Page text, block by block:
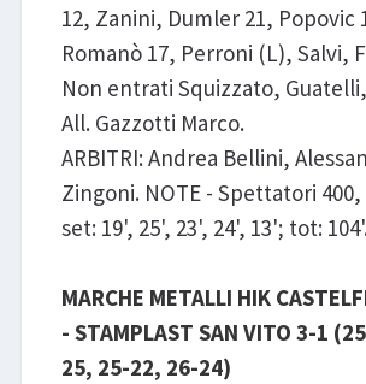
12, Zanini, Dumler 21, Popovic
Romanò 17, Perroni (L), Salvi,
Non entrati Squizzato,
All. Gazzotti Marco.
ARBITRI: Andrea Bellini,
Zingoni. NOTE - Spettatori
set: 19', 25', 23', 24', 13'; tot:
MARCHE METALLI HIK
- STAMPLAST SAN VITO 3-1
25, 25-22, 26-24)